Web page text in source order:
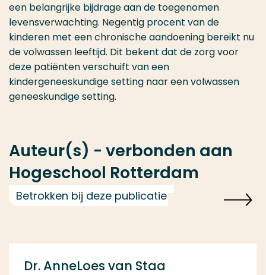
een belangrijke bijdrage aan de toegenomen
levensverwachting. Negentig procent van de
kinderen met een chronische aandoening bereikt nu
de volwassen leeftijd. Dit bekent dat de zorg voor
deze patiënten verschuift van een
kindergeneeskundige setting naar een volwassen
geneeskundige setting.
Auteur(s) - verbonden aan
Hogeschool Rotterdam
Betrokken bij deze publicatie
Dr. AnneLoes van Staa